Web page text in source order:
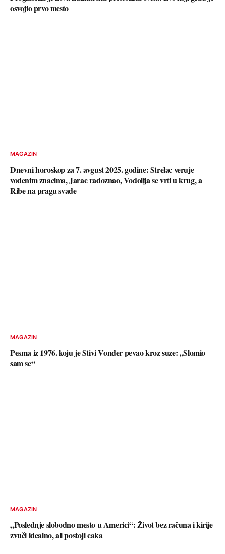
osvojio prvo mesto
MAGAZIN
Dnevni horoskop za 7. avgust 2025. godine: Strelac veruje
vodenim znacima, Jarac radoznao, Vodolija se vrti u krug, a
Ribe na pragu svađe
MAGAZIN
Pesma iz 1976. koju je Stivi Vonder pevao kroz suze: „Slomio
sam se“
MAGAZIN
„Poslednje slobodno mesto u Americi“: Život bez računa i kirije
zvuči idealno, ali postoji caka